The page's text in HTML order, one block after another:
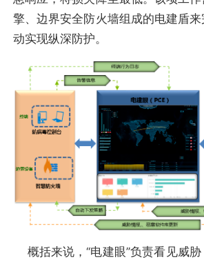
擎、边界安全防火墙组成的电建盾
动实现纵深防护。
概括来说，“电建眼”负责看见威